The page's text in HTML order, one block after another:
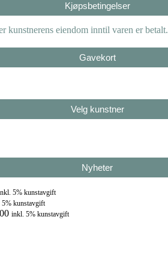
Kjøpsbetingelser
kunstnerens eiendom inntil varen er betalt.
Gavekort
Velg kunstner
Nyheter
5% kunstavgift
kunstavgift
inkl. 5% kunstavgift